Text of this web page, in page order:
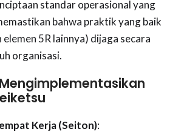
standar operasional yang
bahwa praktik yang baik
elemen 5R lainnya) dijaga secara
organisasi.
Kerja (Seiton):